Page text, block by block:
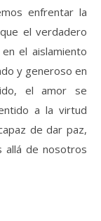
enfrentar la
el verdadero
el aislamiento
y generoso en
el amor se
a la virtud
de dar paz,
allá de nosotros